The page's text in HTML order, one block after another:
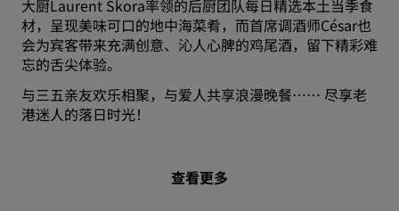
大厨Laurent Skora率领的后厨团队每日精选本土当季食
材，呈现美味可口的地中海菜肴，而首席调酒师César也
会为宾客带来充满创意、沁人心脾的鸡尾酒，留下精彩难
忘的舌尖体验。
与三五亲友欢乐相聚，与爱人共享浪漫晚餐…… 尽享老
港迷人的落日时光！
查看更多